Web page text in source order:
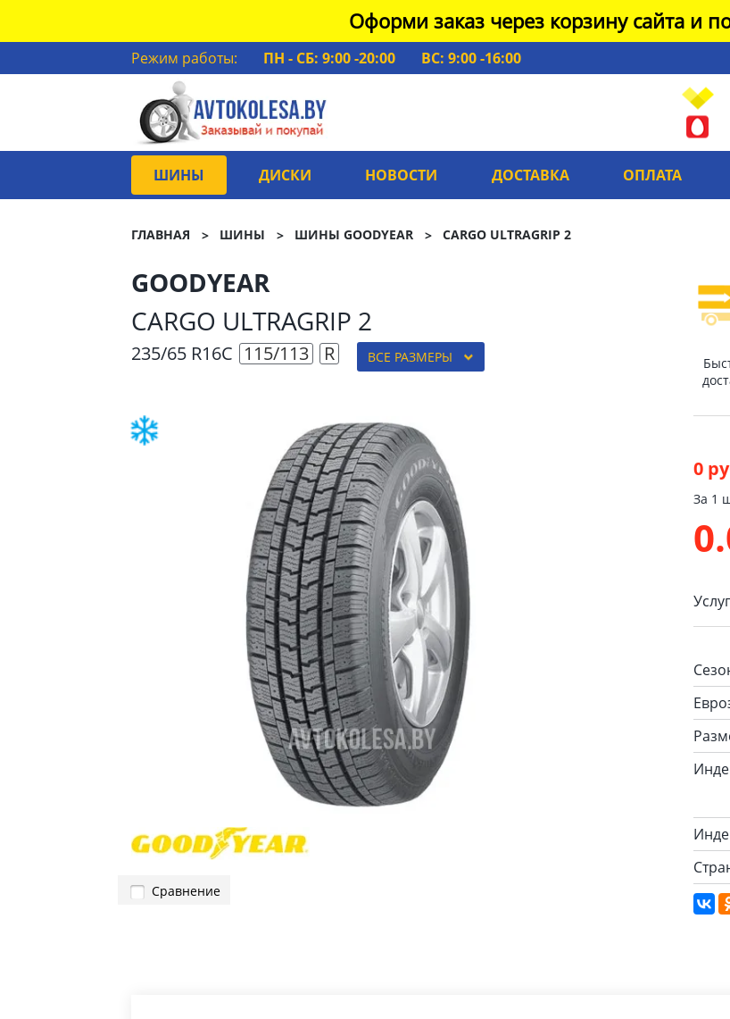
Оформи заказ через корзину сайта и
Режим работы: ПН - СБ: 9:00 -20:00
ВС: 9:00 -16:00
ШИНЫ ДИСКИ НОВОСТИ ДОСТАВКА ОПЛАТА
ГЛАВНАЯ ШИНЫ ШИНЫ GOODYEAR CARGO ULTRAGRIP 2
GOODYEAR
CARGO ULTRAGRIP 2
235/65 R16C 115/113 R ВСЕ РАЗМЕРЫ
Сравнение
0
За 1